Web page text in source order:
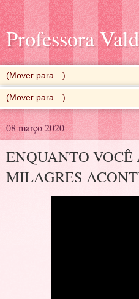
Professora
08 março 2020
ENQUANTO
MILAGRES